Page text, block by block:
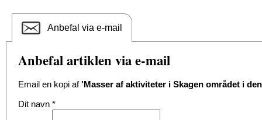
Anbefal via e-mail
Anbefal artiklen via e-mail
Email en kopi af'Masser af aktiviteter i Skagen området i
Dit navn *